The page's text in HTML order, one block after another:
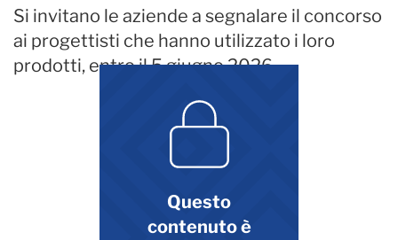
Questo
contenuto è
Si invitano le aziende a segnalare il concorso
ai progettisti che hanno utilizzato i loro
prodotti, entro il 5 giugno 2026